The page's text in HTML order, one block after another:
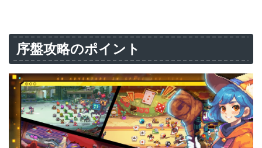
序盤攻略のポイント